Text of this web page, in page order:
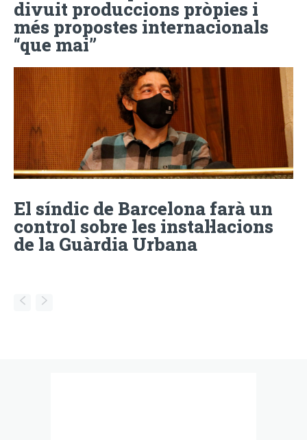
divuit produccions pròpies i
més propostes internacionals
“que mai”
El síndic de Barcelona farà un
control sobre les instal·lacions
de la Guàrdia Urbana